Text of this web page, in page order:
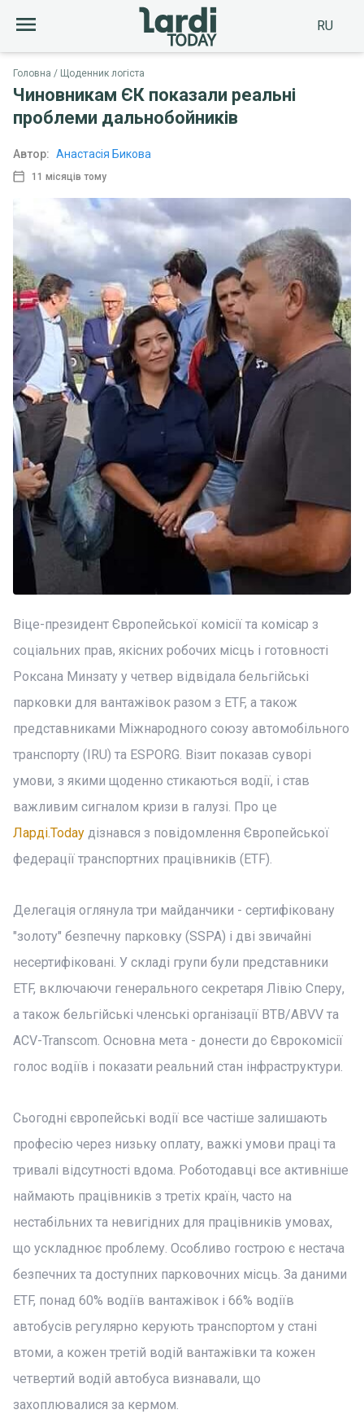
RU
Головна Щоденник логіста
Чиновникам ЄК показали реальні
проблеми дальнобойників
11 місяців тому
Автор: Анастасія Бикова
Віце-президент Європейської комісії та комісар з
соціальних прав, якісних робочих місць і готовності
Роксана Минзату у четвер відвідала бельгійські
парковки для вантажівок разом з ETF, а також
представниками Міжнародного союзу автомобільного
транспорту (IRU) та ESPORG. Візит показав суворі
умови, з якими щоденно стикаються водії, і став
важливим сигналом кризи в галузі. Про це
Ларді.Today дізнався з повідомлення Європейської
федерації транспортних працівників (ETF).
Делегація оглянула три майданчики - сертифіковану
"золоту" безпечну парковку (SSPA) і дві звичайні
несертифіковані. У складі групи були представники
ETF, включаючи генерального секретаря Лівію Сперу,
а також бельгійські членські організації BTB/ABVV та
ACV-Transcom. Основна мета - донести до Єврокомісії
голос водіїв і показати реальний стан інфраструктури.
Сьогодні європейські водії все частіше залишають
професію через низьку оплату, важкі умови праці та
тривалі відсутності вдома. Роботодавці все активніше
наймають працівників з третіх країн, часто на
нестабільних та невигідних для працівників умовах,
що ускладнює проблему. Особливо гострою є нестача
безпечних та доступних парковочних місць. За даними
ETF, понад 60% водіїв вантажівок і 66% водіїв
автобусів регулярно керують транспортом у стані
втоми, а кожен третій водій вантажівки та кожен
четвертий водій автобуса визнавали, що
захоплювалися за кермом.